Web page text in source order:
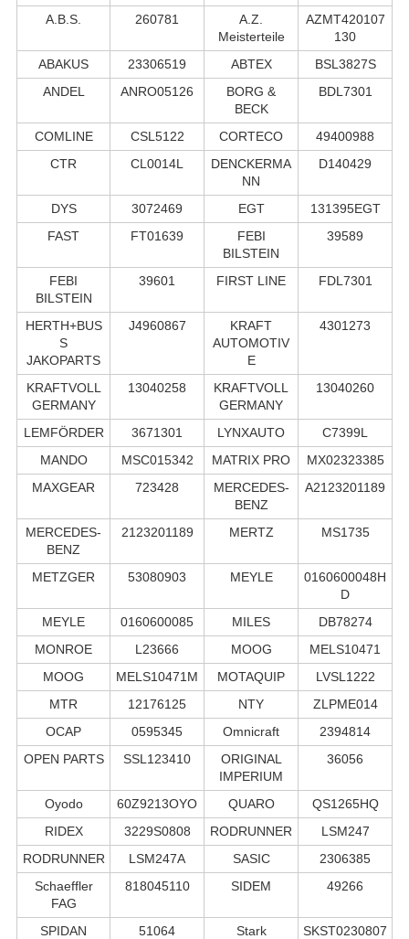
A.B.S.
260781
A.Z.
Meisterteile
AZMT420107
130
ABAKUS
23306519 ABTEX
BSL3827S
ANDEL
ANRO05126
BORG &
BECK
BDL7301
COMLINE CSL5122 CORTECO
49400988
CTR
CL0014L
DENCKERMA
NN
D140429
DYS 3072469 EGT
131395EGT
FAST
FT01639
FEBI
BILSTEIN
39589
FEBI
BILSTEIN
39601 FIRST LINE FDL7301
HERTH+BUS
S
JAKOPARTS
J4960867
KRAFT
AUTOMOTIV
E
4301273
KRAFTVOLL
GERMANY
13040258
KRAFTVOLL
GERMANY
13040260
LEMFÖRDER 3671301 LYNXAUTO
C7399L
MANDO
MSC015342 MATRIX PRO
MX02323385
MAXGEAR
723428
MERCEDES-
BENZ
A2123201189
MERCEDES-
BENZ
2123201189 MERTZ MS1735
METZGER 53080903 MEYLE
0160600048H
D
MEYLE
0160600085 MILES
DB78274
MONROE
L23666 MOOG
MELS10471
MOOG
MELS10471M MOTAQUIP
LVSL1222
MTR
12176125 NTY
ZLPME014
OCAP
0595345 Omnicraft
2394814
OPEN PARTS
SSL123410
ORIGINAL
IMPERIUM
36056
Oyodo 60Z9213OYO QUARO
QS1265HQ
RIDEX
3229S0808 RODRUNNER
LSM247
RODRUNNER
LSM247A SASIC
2306385
Schaeffler
FAG
818045110 SIDEM 49266
SPIDAN
51064 Stark SKST0230807